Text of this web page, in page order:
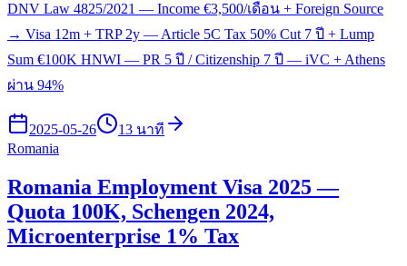
DNV Law 4825/2021 — Income €3,500/เดือน + Foreign Source
→ Visa 12m + TRP 2y — Article 5C Tax 50% Cut 7 ปี + Lump
Sum €100K HNWI — PR 5 ปี / Citizenship 7 ปี — iVC + Athens
ผ่าน 94%
2025-05-26
13 นาที
Romania
Romania Employment Visa 2025 —
Quota 100K, Schengen 2024,
Microenterprise 1% Tax